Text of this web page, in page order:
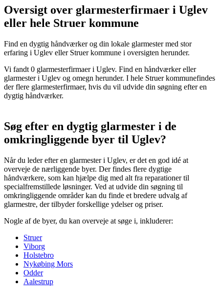
Oversigt over glarmesterfirmaer i Uglev
eller hele Struer kommune
Find en dygtig håndværker og din lokale glarmester med stor
erfaring i Uglev eller Struer kommune i oversigten herunder.
Vi fandt 0 glarmesterfirmaer i Uglev. Find en håndværker eller
glarmester i Uglev og omegn herunder. I hele Struer kommunefindes
der flere glarmesterfirmaer, hvis du vil udvide din søgning efter en
dygtig håndværker.
Søg efter en dygtig glarmester i de
omkringliggende byer til Uglev?
Når du leder efter en glarmester i Uglev, er det en god idé at
overveje de nærliggende byer. Der findes flere dygtige
håndværkere, som kan hjælpe dig med alt fra reparationer til
specialfremstillede løsninger. Ved at udvide din søgning til
omkringliggende områder kan du finde et bredere udvalg af
glarmestre, der tilbyder forskellige ydelser og priser.
Nogle af de byer, du kan overveje at søge i, inkluderer:
Struer
Viborg
Holstebro
Nykøbing Mors
Odder
Aalestrup